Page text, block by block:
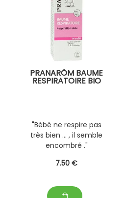
PRANARÔM BAUME
RESPIRATOIRE BIO
"Bébé ne respire pas
très bien ... , il semble
encombré ."
7.50 €